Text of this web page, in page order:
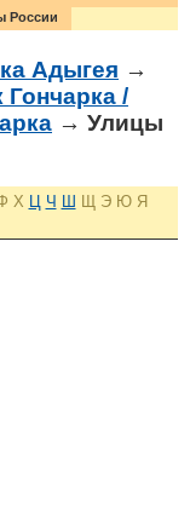
России
Адыгея →
Гончарка /
→ Улицы
Х Ц Ч Ш Щ Э Ю Я